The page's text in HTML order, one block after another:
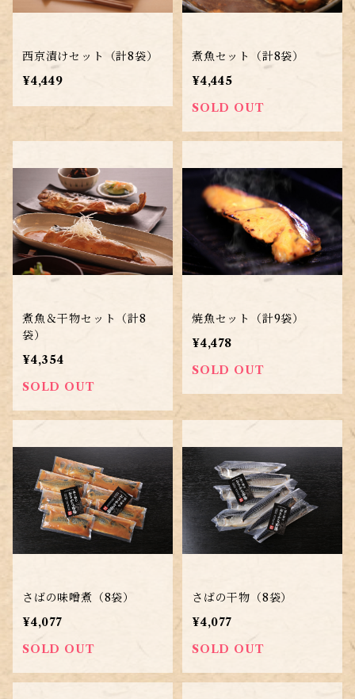
西京漬けセット（計8袋）
¥4,449
煮魚セット（計8袋）
¥4,445
SOLD OUT
煮魚＆干物セット（計8
袋）
¥4,354
SOLD OUT
焼魚セット（計9袋）
¥4,478
SOLD OUT
さばの味噌煮（8袋）
¥4,077
SOLD OUT
さばの干物（8袋）
¥4,077
SOLD OUT